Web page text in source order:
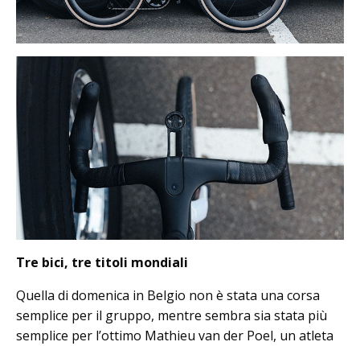
Tre bici, tre titoli mondiali
Quella di domenica in Belgio non è stata una corsa
semplice per il gruppo, mentre sembra sia stata più
semplice per l’ottimo Mathieu van der Poel, un atleta